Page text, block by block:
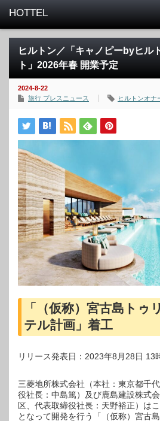
ヒルトン／「キャノピーbyヒル
ト」2026年春 開業予定
2024-8-22
旅行 プレスニュース
ヒルトンオナ
「（仮称）宮古島トゥ
テル計画」着工
リリース発表日：2023年8月28日 13
三菱地所株式会社（本社：東京都千
役社長：中島篤）及び鹿島建設株式
区、代表取締役社長：天野裕正）は
となって開発を行う「（仮称）宮古